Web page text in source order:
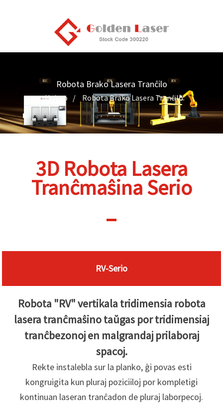
Robota Brako Lasera Tranĉilo
Hejmo Robota Brako Lasera Tranĉilo
3D Robota Lasera
Tranĉmaŝina Serio
RV-Serio
Robota "RV" vertikala tridimensia robota
lasera tranĉmaŝino taŭgas por tridimensiaj
tranĉbezonoj en malgrandaj prilaboraj
spacoj.
Rekte instalebla sur la planko, ĝi povas esti
kongruigita kun pluraj poziciiloj por kompletigi
kontinuan laseran tranĉadon de pluraj laborpecoj.